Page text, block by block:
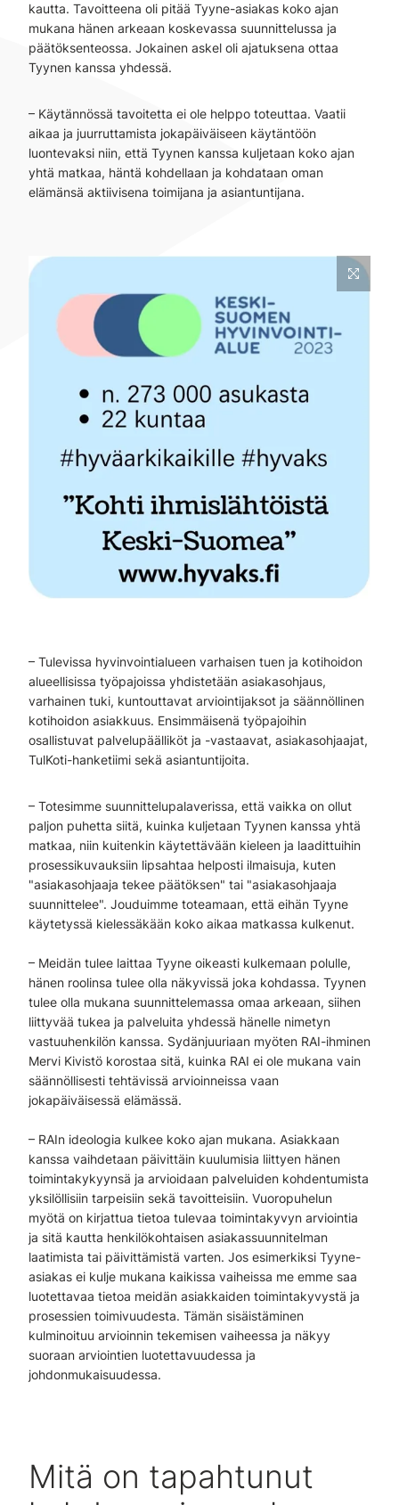
kautta. Tavoitteena oli pitää Tyyne-asiakas koko ajan
mukana hänen arkeaan koskevassa suunnittelussa ja
päätöksenteossa. Jokainen askel oli ajatuksena ottaa
Tyynen kanssa yhdessä.
– Käytännössä tavoitetta ei ole helppo toteuttaa. Vaatii
aikaa ja juurruttamista jokapäiväiseen käytäntöön
luontevaksi niin, että Tyynen kanssa kuljetaan koko ajan
yhtä matkaa, häntä kohdellaan ja kohdataan oman
elämänsä aktiivisena toimijana ja asiantuntijana.
– Tulevissa hyvinvointialueen varhaisen tuen ja kotihoidon
alueellisissa työpajoissa yhdistetään asiakasohjaus,
varhainen tuki, kuntouttavat arviointijaksot ja säännöllinen
kotihoidon asiakkuus. Ensimmäisenä työpajoihin
osallistuvat palvelupäälliköt ja -vastaavat, asiakasohjaajat,
TulKoti-hanketiimi sekä asiantuntijoita.
– Totesimme suunnittelupalaverissa, että vaikka on ollut
paljon puhetta siitä, kuinka kuljetaan Tyynen kanssa yhtä
matkaa, niin kuitenkin käytettävään kieleen ja laadittuihin
prosessikuvauksiin lipsahtaa helposti ilmaisuja, kuten
"asiakasohjaaja tekee päätöksen" tai "asiakasohjaaja
suunnittelee". Jouduimme toteamaan, että eihän Tyyne
käytetyssä kielessäkään koko aikaa matkassa kulkenut.
– Meidän tulee laittaa Tyyne oikeasti kulkemaan polulle,
hänen roolinsa tulee olla näkyvissä joka kohdassa. Tyynen
tulee olla mukana suunnittelemassa omaa arkeaan, siihen
liittyvää tukea ja palveluita yhdessä hänelle nimetyn
vastuuhenkilön kanssa. Sydänjuuriaan myöten RAI-ihminen
Mervi Kivistö korostaa sitä, kuinka RAI ei ole mukana vain
säännöllisesti tehtävissä arvioinneissa vaan
jokapäiväisessä elämässä.
– RAIn ideologia kulkee koko ajan mukana. Asiakkaan
kanssa vaihdetaan päivittäin kuulumisia liittyen hänen
toimintakykyynsä ja arvioidaan palveluiden kohdentumista
yksilöllisiin tarpeisiin sekä tavoitteisiin. Vuoropuhelun
myötä on kirjattua tietoa tulevaa toimintakyvyn arviointia
ja sitä kautta henkilökohtaisen asiakassuunnitelman
laatimista tai päivittämistä varten. Jos esimerkiksi Tyyne-
asiakas ei kulje mukana kaikissa vaiheissa me emme saa
luotettavaa tietoa meidän asiakkaiden toimintakyvystä ja
prosessien toimivuudesta. Tämän sisäistäminen
kulminoituu arvioinnin tekemisen vaiheessa ja näkyy
suoraan arviointien luotettavuudessa ja
johdonmukaisuudessa.
Mitä on tapahtunut